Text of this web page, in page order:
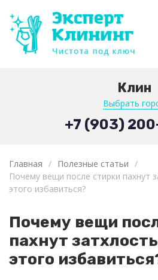
Клин
Выбрать
+7 (903)
Главная / Полезные статьи /
Почему вещи после стирки пахнут
этого избавиться?
Почему вещи
пахнут
этого